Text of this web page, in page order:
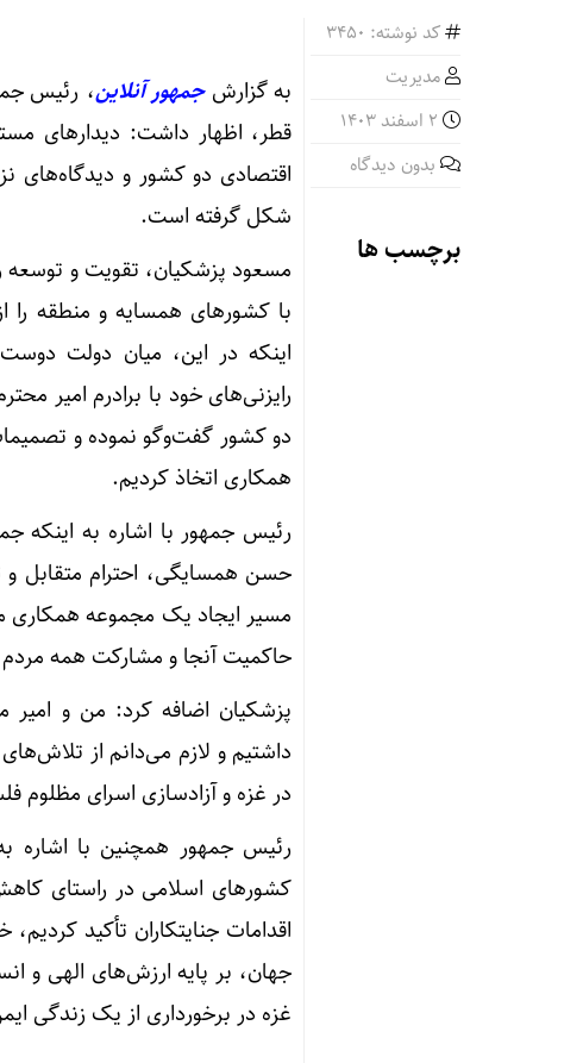
کد نوشته: 3450
مدیریت
بدون دیدگاه
برچسب ها
به گزارشجمهور آنلاین، رئیس
قطر، اظهار داشت: دیدار‌های
اقتصادی دو کشور و دیدگاه‌های
شکل گرفته است.
مسعود پزشکیان، تقویت و توسعه
با کشور‌های همسایه و منطقه را
اینکه در این، میان دولت دوست
رایزنی‌های خود با برادرم امیر
دو کشور گفت‌و‌گو نموده و
همکاری اتخاذ کردیم.
رئیس جمهور با اشاره به اینکه
حسن همسایگی، احترام متقابل
مسیر ایجاد یک مجموعه همکاری
حاکمیت آنجا و مشارکت همه
پزشکیان اضافه کرد: من و امیر
داشتیم و لازم می‌دانم از
در غزه و آزادسازی اسرای مظلوم
رئیس جمهور همچنین با اشاره
کشور‌های اسلامی در راستای
اقدامات جنایتکاران تأکید
جهان، بر پایه ارزش‌های الهی و
غزه در برخورداری از یک زندگی